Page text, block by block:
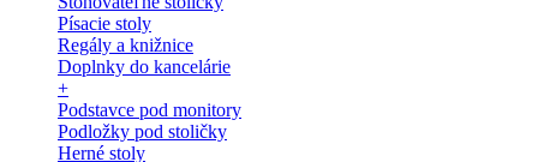
Písacie stoly
Regály a knižnice
Doplnky do kancelárie
+
Podstavce pod monitory
Podložky pod stoličky
Herné stoly